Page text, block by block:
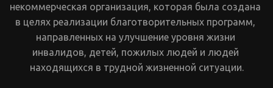
некоммерческая организация, которая была создана
в целях реализации благотворительных программ,
направленных на улучшение уровня жизни
инвалидов, детей, пожилых людей и людей
находящихся в трудной жизненной ситуации.